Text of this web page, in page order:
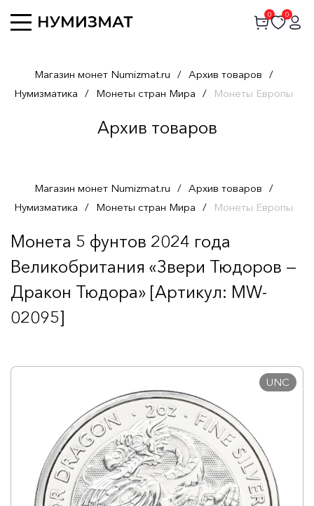
0 0
Магазин монет Numizmat.ru / Архив товаров /
Нумизматика / Монеты стран Мира / Монеты Европы
Архив товаров
Магазин монет Numizmat.ru / Архив товаров /
Нумизматика / Монеты стран Мира / Монеты Европы
Монета 5 фунтов 2024 года
Великобритания «Звери Тюдоров —
Дракон Тюдора» [Артикул: MW-
02095]
UNC